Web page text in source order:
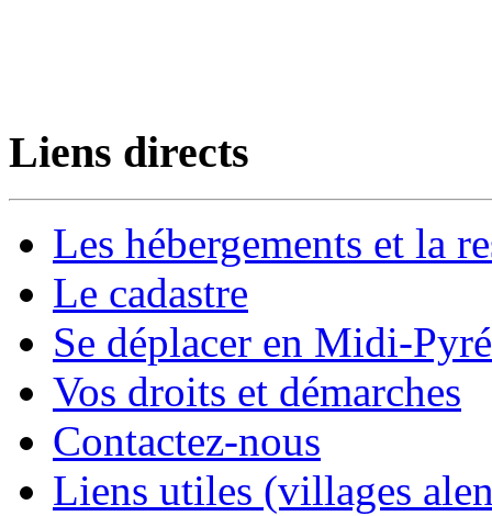
Liens directs
Les hébergements et la
Le cadastre
Se déplacer en Midi-
Vos droits et démarches
Contactez-nous
Liens utiles (villages